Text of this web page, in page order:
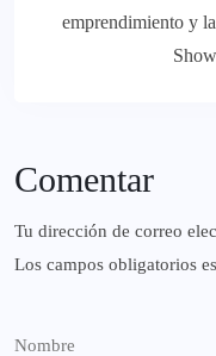
emprendimiento y
Comentar
Tu dirección de correo
Los campos obligatorios